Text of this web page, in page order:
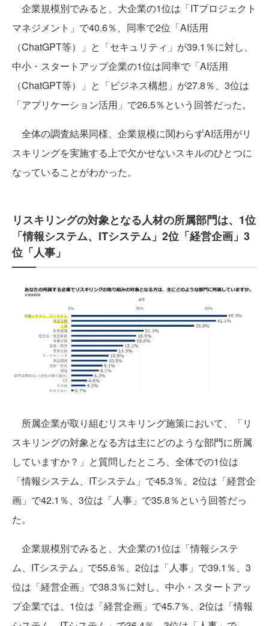
企業規模別でみると、大企業の1位は「ITプロジェクト
マネジメント」で40.6％、同率で2位「AI活用
（ChatGPT等）」と「セキュリティ」が39.1％に対し、
中小・スタートアップ企業の1位は同率で「AI活用
（ChatGPT等）」と「ビジネス構想」が27.8％、3位は
「アプリケーション活用」で26.5％という回答だった。
全体の調査結果同様、企業規模に関わらずAI活用がリ
スキリングを実施する上で欠かせないスキルのひとつに
なっていることがわかった。
リスキリングの対象となる人材の所属部門は、1位
「情報システム、ITシステム」2位「経営企画」3
位「人事」
所属企業が取り組むリスキリング施策において、「リ
スキリングの対象となる方は主にどのような部門に所属
していますか？」と質問したところ、全体での1位は
「情報システム、ITシステム」で45.3％、2位は「経営企
画」で42.1％、3位は「人事」で35.8％という回答だっ
た。
企業規模別でみると、大企業の1位は「情報システ
ム、ITシステム」で55.6％、2位は「人事」で39.1％、3
位は「経営企画」で38.3％に対し、中小・スタートアッ
プ企業では、1位は「経営企画」で45.7％、2位は「情報